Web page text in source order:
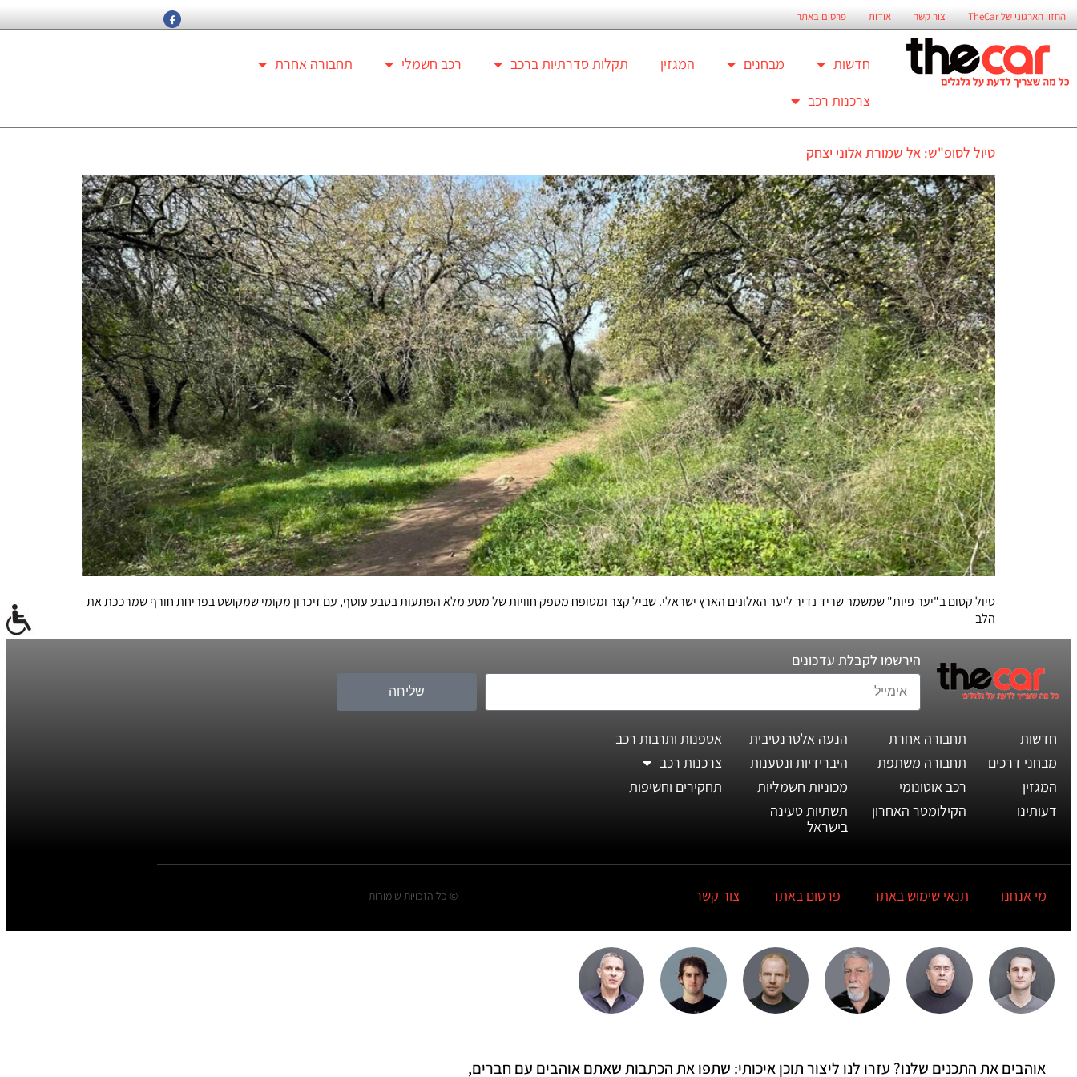
החזון הארגוני של TheCar צור קשר אודות פרסום באתר
חדשות מבחנים המגזין תקלות סדרתיות ברכב רכב חשמלי
תחבורה אחרת
צרכנות רכב
טיול לסופ"ש: אל שמורת אלוני יצחק
טיול קסום ב"יער פיות" שמשמר שריד נדיר ליער האלונים הארץ ישראלי. שביל קצר ומטופח מספק חוויות של מסע מלא הפתעות בטבע עוטף, עם זיכרון מקומי שמקושט בפריחת חורף שמרככת את
הלב
הירשמו לקבלת עדכונים
שליחה
חדשות
מבחני דרכים
המגזין
דעותינו
תחבורה אחרת
תחבורה משתפת
רכב אוטונומי
הקילומטר האחרון
הנעה אלטרנטיבית
היברידיות ונטענות
מכוניות חשמליות
תשתיות טעינה
בישראל
אספנות ותרבות רכב
צרכנות רכב
תחקירים וחשיפות
מי אנחנו תנאי שימוש באתר פרסום באתר צור קשר © כל הזכויות שומורות
אוהבים את התכנים שלנו? עזרו לנו ליצור תוכן איכותי: שתפו את הכתבות שאתם אוהבים עם חברים,